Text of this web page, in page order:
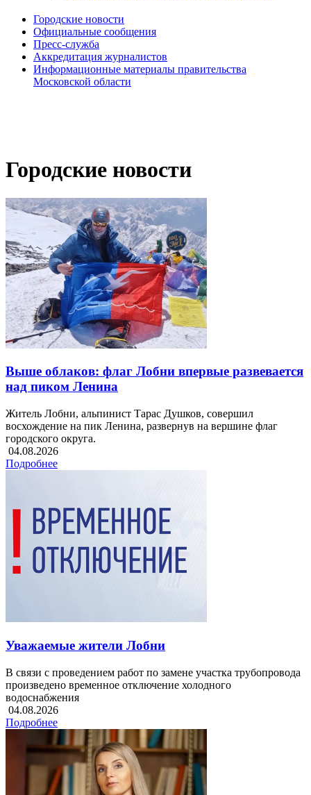
Городские новости
Официальные сообщения
Пресс-служба
Аккредитация журналистов
Информационные материалы правительства
Московской области
Городские новости
Выше облаков: флаг Лобни впервые развевается
над пиком Ленина
Житель Лобни, альпинист Тарас Душков, совершил
восхождение на пик Ленина, развернув на вершине флаг
городского округа.
04.08.2026
Подробнее
Уважаемые жители Лобни
В связи с проведением работ по замене участка трубопровода
произведено временное отключение холодного
водоснабжения
04.08.2026
Подробнее